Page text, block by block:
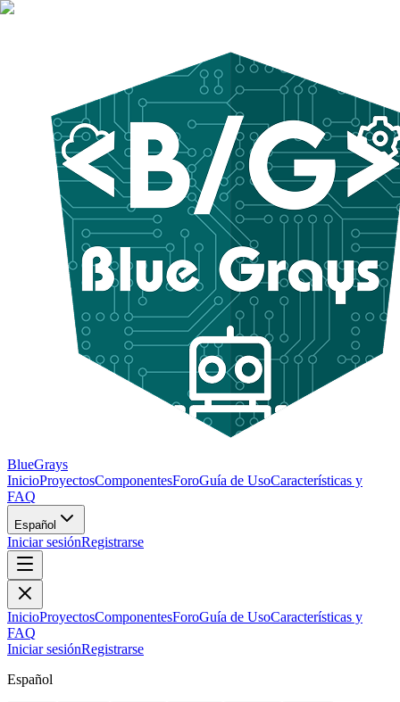
BlueGrays
InicioProyectosComponentesForoGuía de UsoCaracterísticas y
FAQ
Español
Iniciar sesiónRegistrarse
InicioProyectosComponentesForoGuía de UsoCaracterísticas y
FAQ
Iniciar sesiónRegistrarse
Español